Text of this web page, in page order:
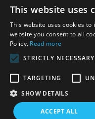
Оптовий Продаж
Глазурі Для Губ Water To
Matte | Виробник
Власною Торговою
Маркою
Авторське право © 2025
www.thincen.com | Карта
This website uses
This website uses cookies
website you consent to all
Policy. Read more
STRICTLY NECESSARY
TARGETING
SHOW DETAILS
ACCEPT ALL